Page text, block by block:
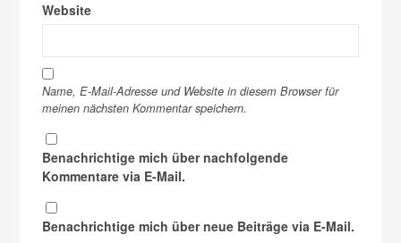
Website
Name, E-Mail-Adresse und Website in diesem Browser für
meinen nächsten Kommentar speichern.
Benachrichtige mich über nachfolgende
Kommentare via E-Mail.
Benachrichtige mich über neue Beiträge via E-Mail.